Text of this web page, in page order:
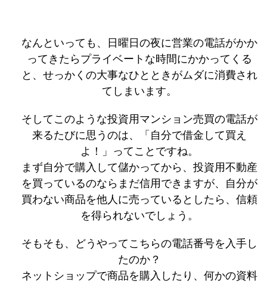
なんといっても、日曜日の夜に営業の電話がかか
ってきたらプライベートな時間にかかってくる
と、せっかくの大事なひとときがムダに消費され
てしまいます。
そしてこのような投資用マンション売買の電話が
来るたびに思うのは、「自分で借金して買え
よ！」ってことですね。
まず自分で購入して儲かってから、投資用不動産
を買っているのならまだ信用できますが、自分が
買わない商品を他人に売っているとしたら、信頼
を得られないでしょう。
そもそも、どうやってこちらの電話番号を入手し
たのか？
ネットショップで商品を購入したり、何かの資料